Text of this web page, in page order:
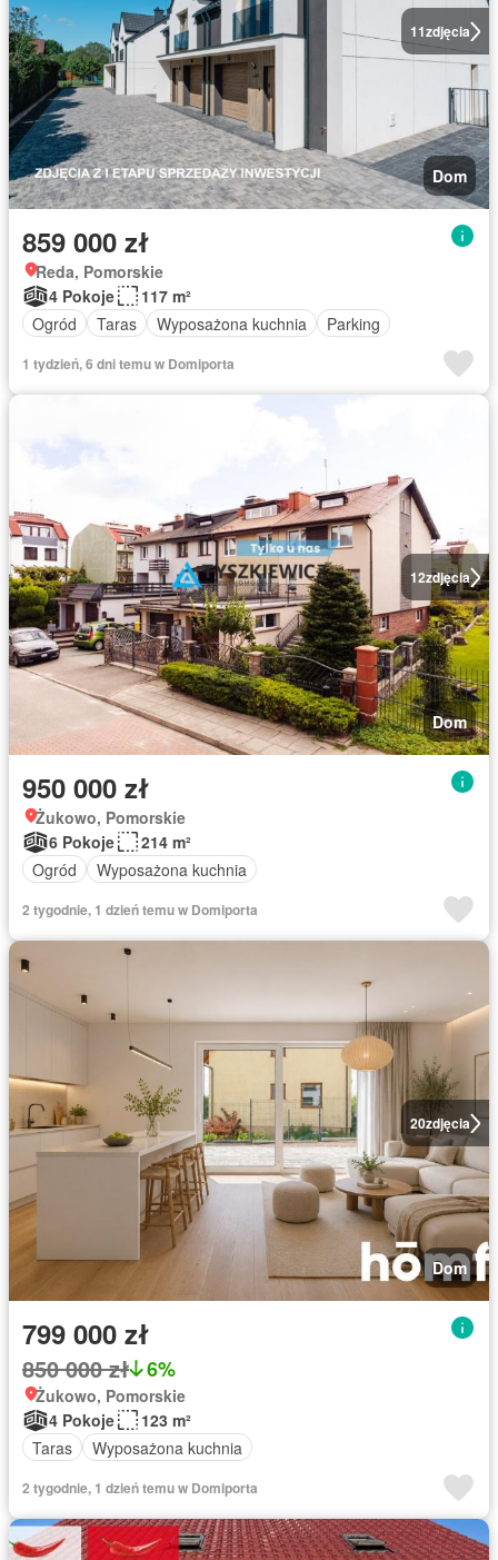
11zdjęcia
Dom
859 000 zł
Reda, Pomorskie
4 Pokoje
117 m²
Ogród
Taras Wyposażona kuchnia Parking
1 tydzień, 6 dni temu w Domiporta
12zdjęcia
Dom
950 000 zł
Żukowo, Pomorskie
6 Pokoje
214 m²
Ogród
Wyposażona kuchnia
2 tygodnie, 1 dzień temu w Domiporta
20zdjęcia
Dom
799 000 zł
850 000 zł 6%
Żukowo, Pomorskie
4 Pokoje
123 m²
Taras
Wyposażona kuchnia
2 tygodnie, 1 dzień temu w Domiporta